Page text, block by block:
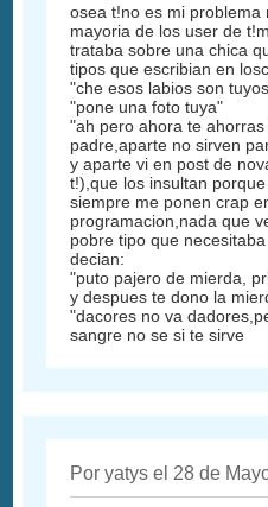
osea t!no es mi problema
mayoria de los user de
trataba sobre una chica
tipos que escribian en
"che esos labios son
"pone una foto tuya"
"ah pero ahora te
padre,aparte no sirven
y aparte vi en post de
t!),que los insultan
siempre me ponen crap
programacion,nada que
pobre tipo que
decian:
"puto pajero de mierda,
y despues te dono la
"dacores no va
sangre no se si te sirve
Por yatys el 28 de